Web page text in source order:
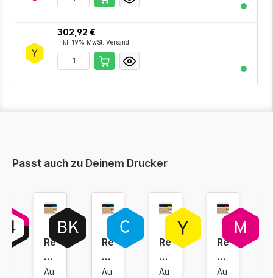
302,92 €
inkl. 19% MwSt. Versand
Passt auch zu Deinem Drucker
Re
bu
ilt
Au
Re
bu
ilt
Au
Re
bu
ilt
Au
Re
bu
ilt
Au